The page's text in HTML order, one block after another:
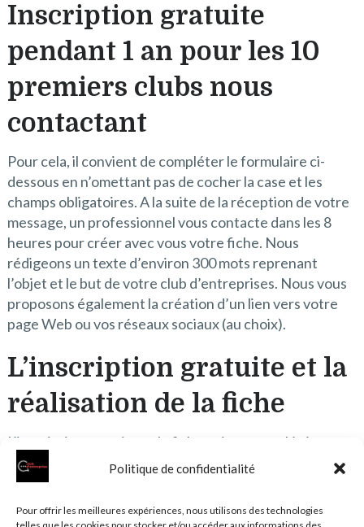
Politique de confidentialité
Pour offrir les meilleures expériences, nous utilisons des technologies
Inscription gratuite
pendant 1 an pour les 10
premiers clubs nous
contactant
Pour cela, il convient de compléter le formulaire ci-
dessous en n’omettant pas de cocher la case et les
champs obligatoires. A la suite de la réception de votre
message, un professionnel vous contacte dans les 8
heures pour créer avec vous votre fiche. Nous
rédigeons un texte d’environ 300 mots reprenant
l’objet et le but de votre club d’entreprises. Nous vous
proposons également la création d’un lien vers votre
page Web ou vos réseaux sociaux (au choix).
L’inscription gratuite et la
réalisation de la fiche
L’inscription gratuite et la fiche qui est complétée par
nos soins ne vous permet pas de réaliser de contenus
supplémentaires comme la rédaction d’articles. Si vous
êtes intéressé(e) également par ce service pour
promouvoir les actualités de votre club par exemple,